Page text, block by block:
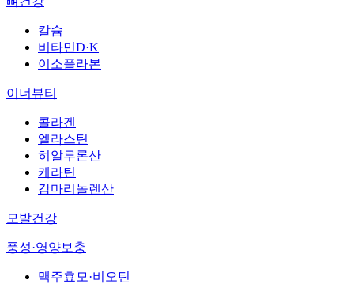
칼슘
비타민D·K
이소플라본
이너뷰티
콜라겐
엘라스틴
히알루론산
케라틴
감마리놀렌산
모발건강
풍성·영양보충
맥주효모·비오틴